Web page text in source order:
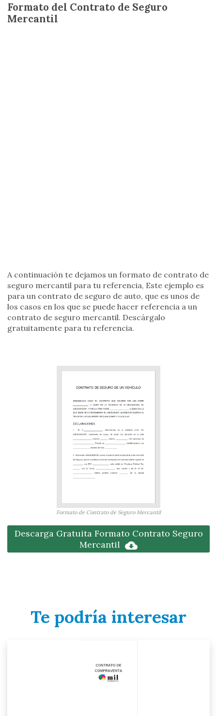
Formato del Contrato de Seguro
Mercantil
A continuación te dejamos un formato de contrato de
seguro mercantil para tu referencia, Este ejemplo es
para un contrato de seguro de auto, que es unos de
los casos en los que se puede hacer referencia a un
contrato de seguro mercantil. Descárgalo
gratuitamente para tu referencia.
Formato de Contrato de Seguro Mercantil
Descarga Gratuita Formato Contrato Seguro
Mercantil
Te podría interesar